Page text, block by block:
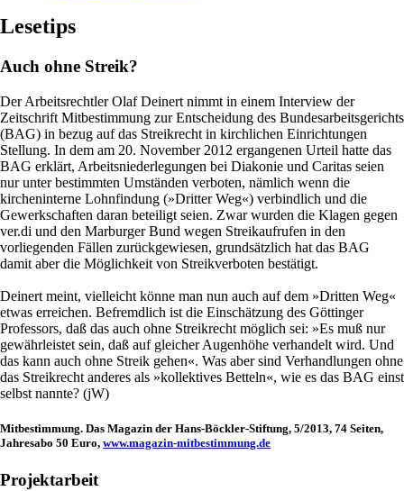
Lesetips
Auch ohne Streik?
Der Arbeitsrechtler Olaf Deinert nimmt in einem Interview der
Zeitschrift Mitbestimmung zur Entscheidung des Bundesarbeitsgerichts
(BAG) in bezug auf das Streikrecht in kirchlichen Einrichtungen
Stellung. In dem am 20. November 2012 ergangenen Urteil hatte das
BAG erklärt, Arbeitsniederlegungen bei Diakonie und Caritas seien
nur unter bestimmten Umständen verboten, nämlich wenn die
kircheninterne Lohnfindung (»Dritter Weg«) verbindlich und die
Gewerkschaften daran beteiligt seien. Zwar wurden die Klagen gegen
ver.di und den Marburger Bund wegen Streikaufrufen in den
vorliegenden Fällen zurückgewiesen, grundsätzlich hat das BAG
damit aber die Möglichkeit von Streikverboten bestätigt.
Deinert meint, vielleicht könne man nun auch auf dem »Dritten Weg«
etwas erreichen. Befremdlich ist die Einschätzung des Göttinger
Professors, daß das auch ohne Streikrecht möglich sei: »Es muß nur
gewährleistet sein, daß auf gleicher Augenhöhe verhandelt wird. Und
das kann auch ohne Streik gehen«. Was aber sind Verhandlungen ohne
das Streikrecht anderes als »kollektives Betteln«, wie es das BAG einst
selbst nannte? (jW)
Mitbestimmung. Das Magazin der Hans-Böckler-Stiftung, 5/2013, 74 Seiten,
Jahresabo 50 Euro, www.magazin-mitbestimmung.de
Projektarbeit